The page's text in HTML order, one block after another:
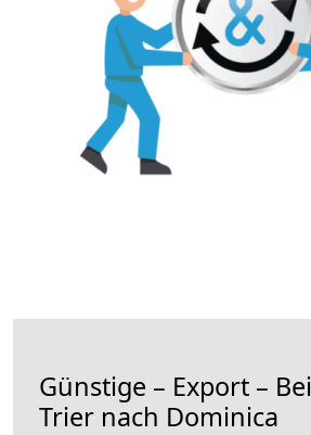
Günstige – Export –
Trier nach Dominica